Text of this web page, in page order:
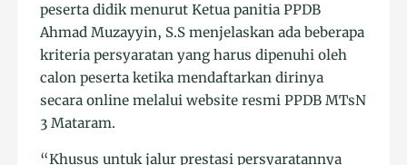
peserta didik menurut Ketua panitia PPDB
Ahmad Muzayyin, S.S menjelaskan ada beberapa
kriteria persyaratan yang harus dipenuhi oleh
calon peserta ketika mendaftarkan dirinya
secara online melalui website resmi PPDB MTsN
3 Mataram.
“Khusus untuk jalur prestasi persyaratannya